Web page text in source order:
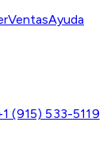
VentasAyuda
(915) 533-5119